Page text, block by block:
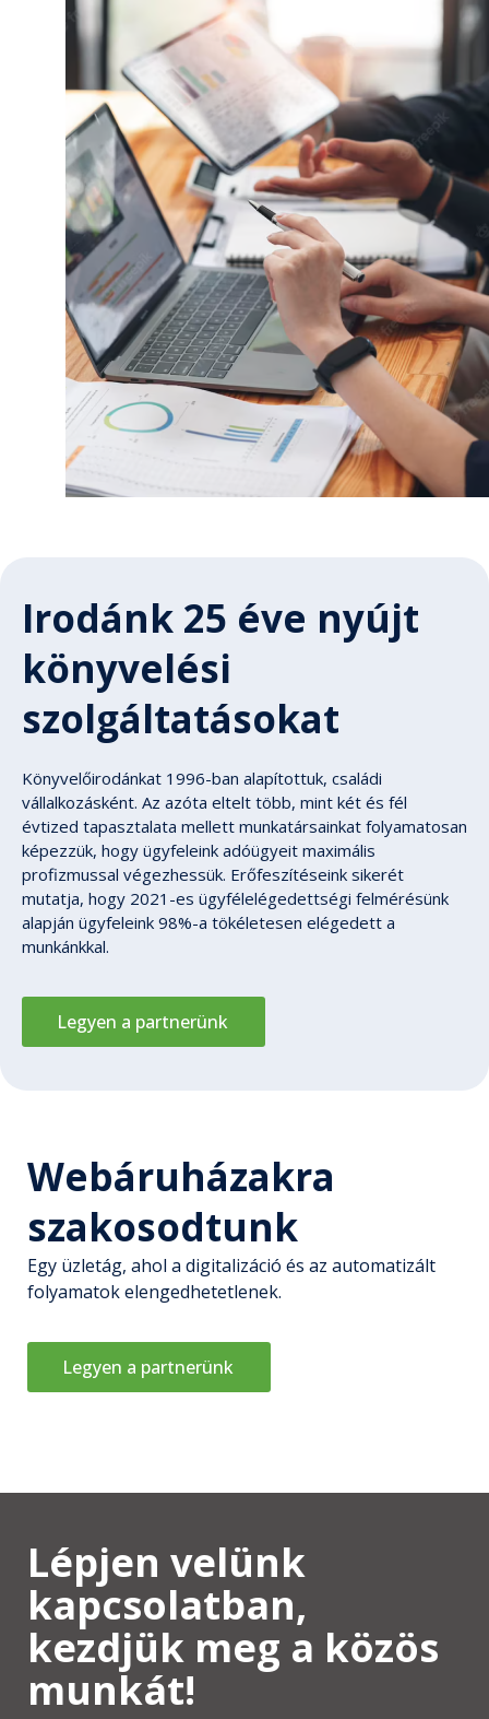
Irodánk 25 éve nyújt
könyvelési
szolgáltatásokat
Könyvelőirodánkat 1996-ban alapítottuk, családi
vállalkozásként. Az azóta eltelt több, mint két és fél
évtized tapasztalata mellett munkatársainkat folyamatosan
képezzük, hogy ügyfeleink adóügyeit maximális
profizmussal végezhessük. Erőfeszítéseink sikerét
mutatja, hogy 2021-es ügyfélelégedettségi felmérésünk
alapján ügyfeleink 98%-a tökéletesen elégedett a
munkánkkal.
Legyen a partnerünk
Webáruházakra
szakosodtunk
Egy üzletág, ahol a digitalizáció és az automatizált
folyamatok elengedhetetlenek.
Legyen a partnerünk
Lépjen velünk
kapcsolatban,
kezdjük meg a közös
munkát!